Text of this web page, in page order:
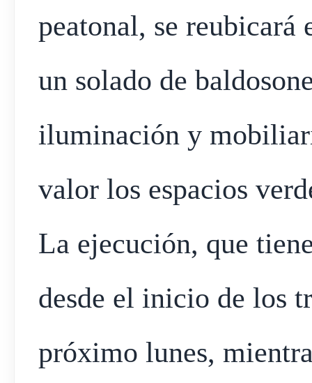
peatonal, se reubicará
un solado de
iluminación y
valor los espacios
La ejecución, que
desde el inicio de los
próximo lunes,